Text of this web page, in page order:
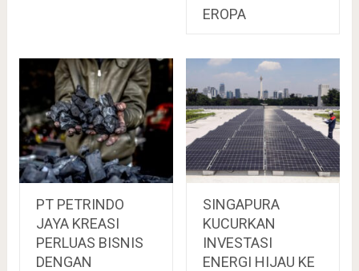
EROPA
PT PETRINDO
JAYA KREASI
PERLUAS BISNIS
DENGAN
SINGAPURA
KUCURKAN
INVESTASI
ENERGI HIJAU KE